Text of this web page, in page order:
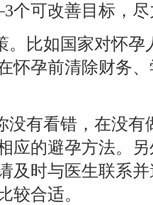
个可改善目标，
。比如国家对怀
怀孕前清除财务
没有看错，在没有
应的避孕方法。
及时与医生联系
较合适。